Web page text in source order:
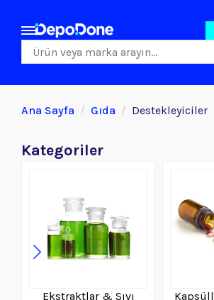
Ana Sayfa Gıda Destekleyiciler
Kategoriler
Ekstraktlar & Sıvı